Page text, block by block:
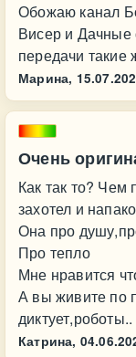
Обожаю канал
Висер и Дачные
передачи
Марина,
Очень
Как так то? Чем
захотел и
Она про
Про тепло
Мне нравится
А вы живите по
диктует,роботы..
Катрина,